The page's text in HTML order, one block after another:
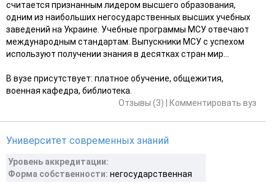
считается признанным лидером высшего образования,
одним из наибольших негосударственных высших учебных
заведений на Украине. Учебные программы МСУ отвечают
международным стандартам. Выпускники МСУ с успехом
используют получении знания в десятках стран мир...
В вузе присутствует: платное обучение, общежития,
военная кафедра, библиотека.
Отзывы (3)
Комментировать вуз
Университет современных знаний
Уровень аккредитации:
Форма собственности: негосударственная